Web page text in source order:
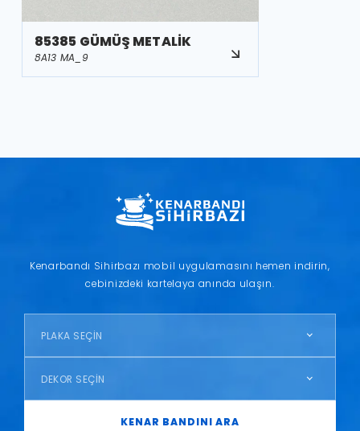
85385 GÜMÜŞ METALİK
8A13 MA_9
Kenarbandı Sihirbazı mobil uygulamasını hemen indirin,
cebinizdeki kartelaya anında ulaşın.
PLAKA SEÇİN
DEKOR SEÇİN
KENAR BANDINI ARA